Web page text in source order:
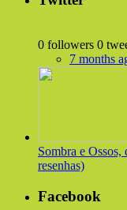
0 followers 0
7 months
Sombra e
resenhas)
Facebook